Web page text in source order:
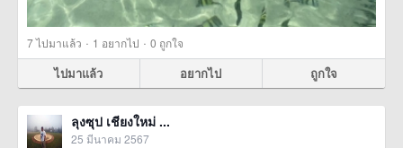
7ไปมาแล้ว · 1 อยากไป · 0 ถูกใจ
ไปมาแล้ว อยากไป ถูกใจ
ลุงซุป เชียงใหม่ ...
25 มีนาคม 2567